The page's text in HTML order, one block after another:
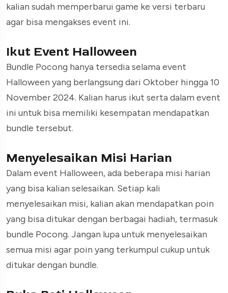
kalian sudah memperbarui game ke versi terbaru
agar bisa mengakses event ini.
Ikut Event Halloween
Bundle Pocong hanya tersedia selama event
Halloween yang berlangsung dari Oktober hingga 10
November 2024. Kalian harus ikut serta dalam event
ini untuk bisa memiliki kesempatan mendapatkan
bundle tersebut.
Menyelesaikan Misi Harian
Dalam event Halloween, ada beberapa misi harian
yang bisa kalian selesaikan. Setiap kali
menyelesaikan misi, kalian akan mendapatkan poin
yang bisa ditukar dengan berbagai hadiah, termasuk
bundle Pocong. Jangan lupa untuk menyelesaikan
semua misi agar poin yang terkumpul cukup untuk
ditukar dengan bundle.